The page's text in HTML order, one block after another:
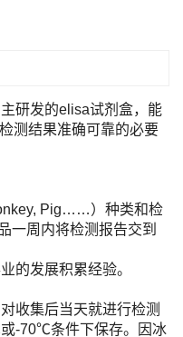
研发的elisa试剂盒，能
测结果准确可靠的必要
Pig……）种类和检
一周内将检测报告交到
的发展积累经验。
收集后当天就进行检测
-70℃条件下保存。因冰